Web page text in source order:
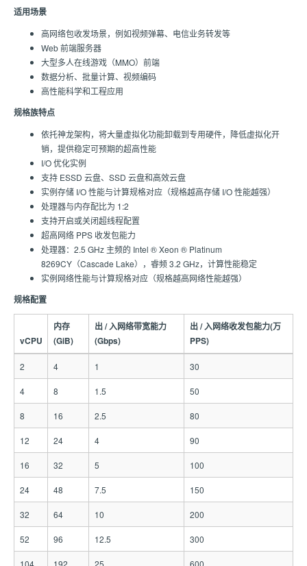
适用场景
高网络包收发场景，例如视频弹幕、电信业务转发等
Web 前端服务器
大型多人在线游戏（MMO）前端
数据分析、批量计算、视频编码
高性能科学和工程应用
规格族特点
依托神龙架构，将大量虚拟化功能卸载到专用硬件，降低虚拟化开
销，提供稳定可预期的超高性能
I/O 优化实例
支持 ESSD 云盘、SSD 云盘和高效云盘
实例存储 I/O 性能与计算规格对应（规格越高存储 I/O 性能越强）
处理器与内存配比为 1:2
支持开启或关闭超线程配置
超高网络 PPS 收发包能力
处理器：2.5 GHz 主频的 Intel ® Xeon ® Platinum
8269CY（Cascade Lake），睿频 3.2 GHz，计算性能稳定
实例网络性能与计算规格对应（规格越高网络性能越强）
规格配置
vCPU
内存
(GiB)
出 / 入网络带宽能力
(Gbps)
出 / 入网络收发包能力(万
PPS)
2 4 1 30
4 8 1.5 50
8 16 2.5 80
12 24 4 90
16 32 5 100
24 48 7.5 150
32 64 10 200
52 96 12.5 300
104 192 25 600